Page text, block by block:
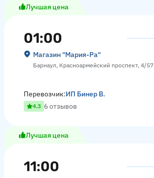
Лучшая цена
01:00
Магазин "Мария-Ра"
Барнаул, Красноармейский проспект, 4/57
Перевозчик:ИП Бинер В.
4.3 6 отзывов
Лучшая цена
11:00